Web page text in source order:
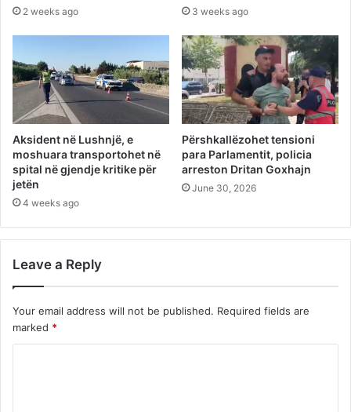
2 weeks ago 3 weeks ago
Aksident në Lushnjë, e
moshuara transportohet në
spital në gjendje kritike për
jetën
4 weeks ago
Përshkallëzohet tensioni
para Parlamentit, policia
arreston Dritan Goxhajn
June 30, 2026
Leave a Reply
Your email address will not be published. Required fields are
marked *